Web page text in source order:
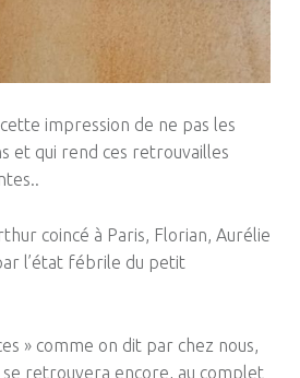
impression de ne pas les
et qui rend ces retrouvailles
coincé à Paris, Florian, Aurélie
l’état fébrile du petit
» comme on dit par chez nous,
retrouvera encore, au complet